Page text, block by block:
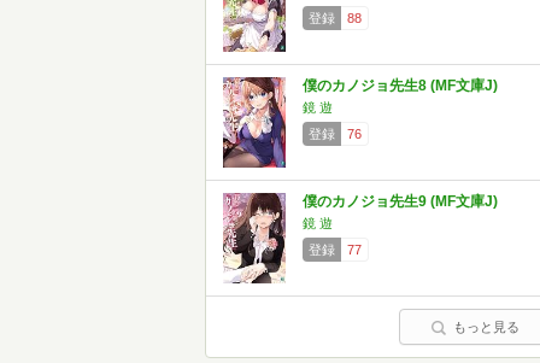
登録 88
僕のカノジョ先生8 (MF文庫J)
鏡 遊
登録
76
僕のカノジョ先生9 (MF文庫J)
鏡 遊
登録
77
もっと見る